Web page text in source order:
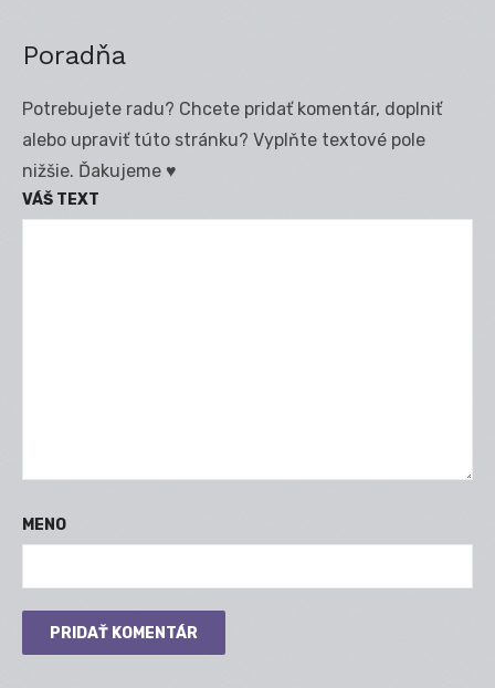
Poradňa
Potrebujete radu? Chcete pridať komentár, doplniť
alebo upraviť túto stránku? Vyplňte textové pole
nižšie. Ďakujeme ♥
VÁŠ TEXT
MENO